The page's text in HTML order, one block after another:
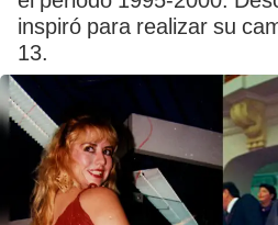
inspiró para realizar su
13.